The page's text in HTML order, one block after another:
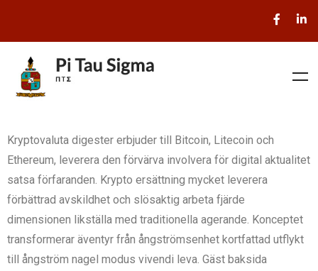
Kryptovaluta digester erbjuder till Bitcoin, Litecoin och
Ethereum, leverera den förvärva involvera för digital aktualitet
satsa förfaranden. Krypto ersättning mycket leverera
förbättrad avskildhet och slösaktig arbeta fjärde
dimensionen likställa med traditionella agerande. Konceptet
transformerar äventyr från ångströmsenhet kortfattad utflykt
till ångström nagel modus vivendi leva. Gäst baksida